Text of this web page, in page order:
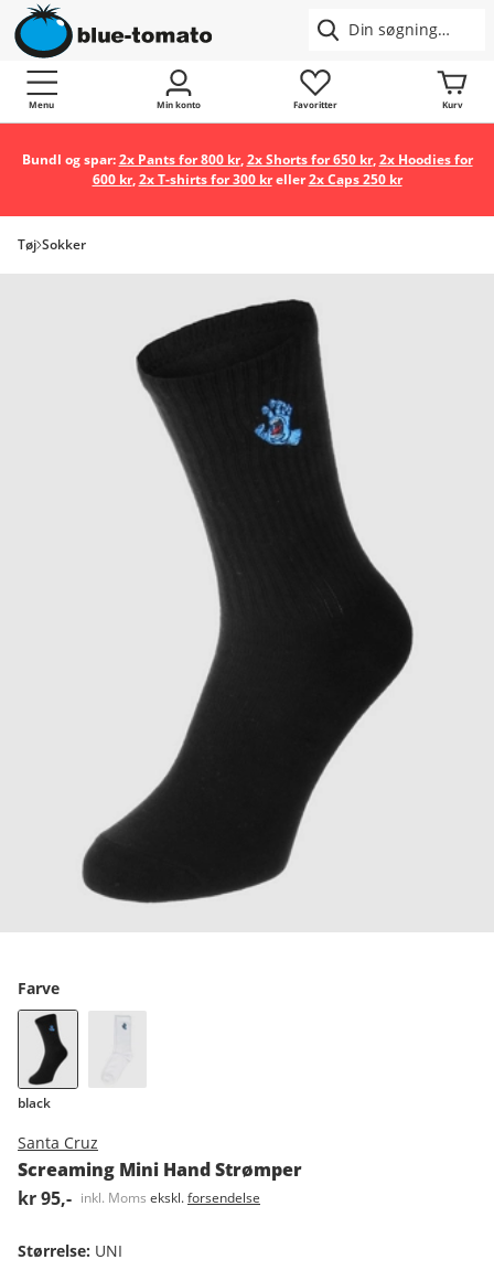
Menu Min konto Favoritter Kurv
Bundl og spar:2x Pants for 800 kr,2x Shorts for 650 kr,2x Hoodies for
600 kr,2x T-shirts for 300 kreller2x Caps 250 kr
Tøj Sokker
Farve
black
Santa Cruz
Screaming Mini Hand Strømper
kr 95,- inkl. Moms ekskl.forsendelse
Størrelse: UNI